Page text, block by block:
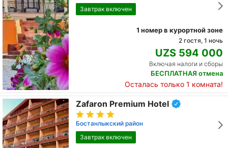
Завтрак включен
1 номер в курортной зоне
2 гостя, 1 ночь
UZS 594 000
Включая налоги и сборы
БЕСПЛАТНАЯ отмена
Осталась только 1 комната!
Zafaron Premium Hotel
Бостанлыкский район
Завтрак включен